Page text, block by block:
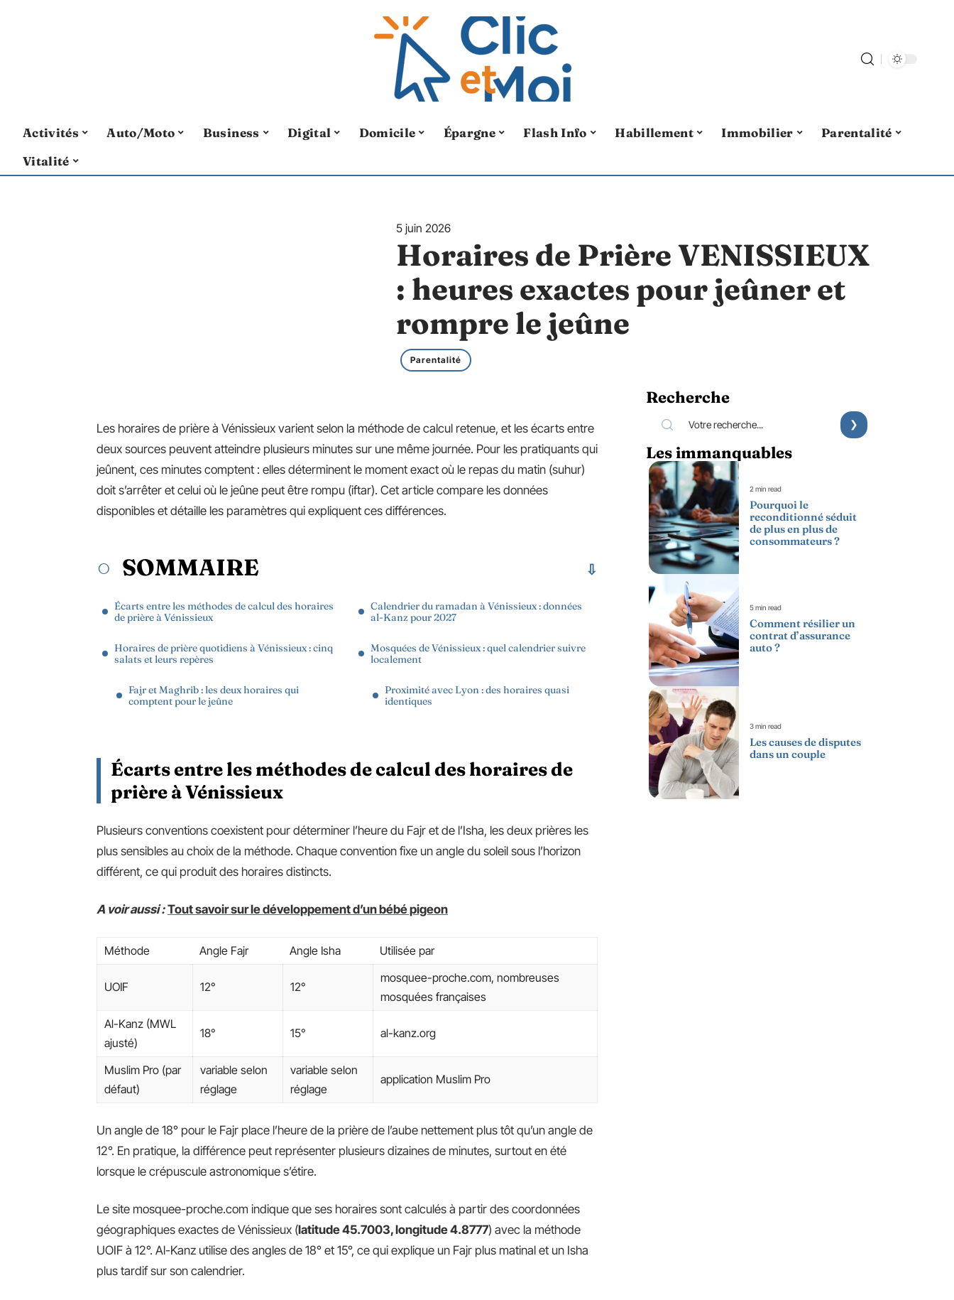
Activités Auto/Moto Business Digital Domicile Épargne Flash Info Habillement Immobilier
Parentalité
Vitalité
5 juin 2026
Horaires de Prière VENISSIEUX
: heures exactes pour jeûner et
rompre le jeûne
Parentalité
Les horaires de prière à Vénissieux varient selon la méthode de calcul retenue, et les écarts entre
deux sources peuvent atteindre plusieurs minutes sur une même journée. Pour les pratiquants qui
jeûnent, ces minutes comptent : elles déterminent le moment exact où le repas du matin (suhur)
doit s’arrêter et celui où le jeûne peut être rompu (iftar). Cet article compare les données
disponibles et détaille les paramètres qui expliquent ces différences.
SOMMAIRE
Écarts entre les méthodes de calcul des horaires
de prière à Vénissieux
Horaires de prière quotidiens à Vénissieux : cinq
salats et leurs repères
Fajr et Maghrib : les deux horaires qui
comptent pour le jeûne
Calendrier du ramadan à Vénissieux : données
al-Kanz pour 2027
Mosquées de Vénissieux : quel calendrier suivre
localement
Proximité avec Lyon : des horaires quasi
identiques
Écarts entre les méthodes de calcul des horaires de
prière à Vénissieux
Plusieurs conventions coexistent pour déterminer l’heure du Fajr et de l’Isha, les deux prières les
plus sensibles au choix de la méthode. Chaque convention fixe un angle du soleil sous l’horizon
différent, ce qui produit des horaires distincts.
A voir aussi : Tout savoir sur le développement d’un bébé pigeon
Méthode Angle Fajr Angle Isha Utilisée par
UOIF 12° 12°
mosquee-proche.com, nombreuses
mosquées françaises
Al-Kanz (MWL
ajusté)
18° 15° al-kanz.org
Muslim Pro (par
défaut)
variable selon
réglage
variable selon
réglage
application Muslim Pro
Un angle de 18° pour le Fajr place l’heure de la prière de l’aube nettement plus tôt qu’un angle de
12°. En pratique, la différence peut représenter plusieurs dizaines de minutes, surtout en été
lorsque le crépuscule astronomique s’étire.
Le site mosquee-proche.com indique que ses horaires sont calculés à partir des coordonnées
géographiques exactes de Vénissieux (latitude 45.7003, longitude 4.8777) avec la méthode
UOIF à 12°. Al-Kanz utilise des angles de 18° et 15°, ce qui explique un Fajr plus matinal et un Isha
plus tardif sur son calendrier.
Recherche
Les immanquables
2 min read
Pourquoi le
reconditionné séduit
de plus en plus de
consommateurs ?
5 min read
Comment résilier un
contrat d’assurance
auto ?
3 min read
Les causes de disputes
dans un couple